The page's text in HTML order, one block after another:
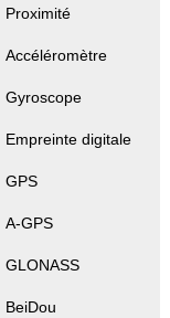
Proximité
Accéléromètre
Gyroscope
Empreinte digitale
GPS
A-GPS
GLONASS
BeiDou